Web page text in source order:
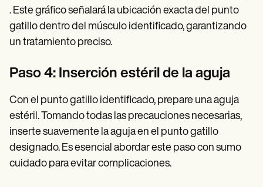
. Este gráfico señalará la ubicación exacta del punto
gatillo dentro del músculo identificado, garantizando
un tratamiento preciso.
Paso 4: Inserción estéril de la aguja
Con el punto gatillo identificado, prepare una aguja
estéril. Tomando todas las precauciones necesarias,
inserte suavemente la aguja en el punto gatillo
designado. Es esencial abordar este paso con sumo
cuidado para evitar complicaciones.